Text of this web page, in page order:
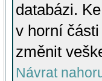
databázi.
v horní
změnit
Návrat